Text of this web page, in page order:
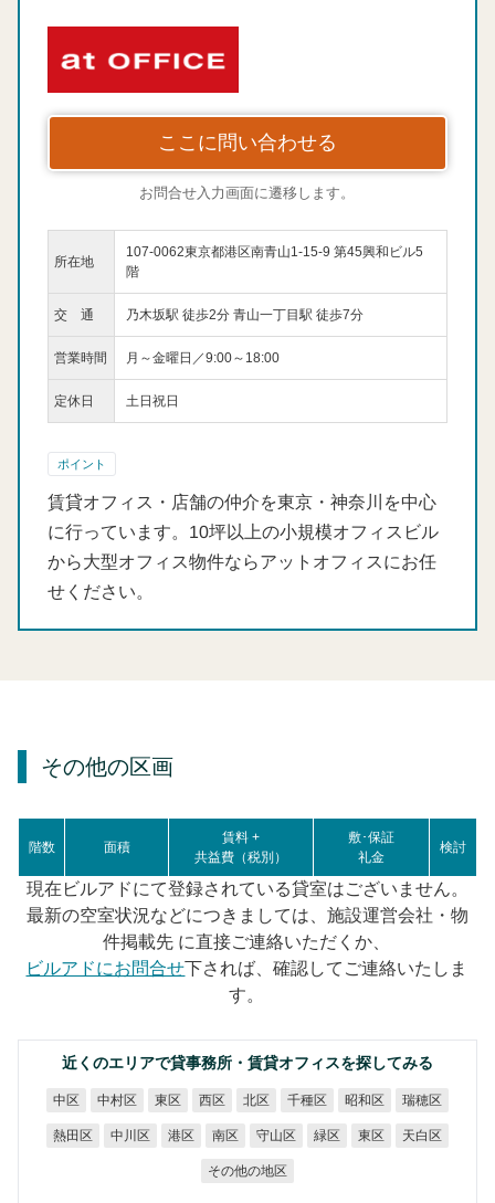
ここに問い合わせる
お問合せ入力画面に遷移します。
所在地
107-0062東京都港区南青山1-15-9 第45興和ビル5
階
交 通 乃木坂駅 徒歩2分 青山一丁目駅 徒歩7分
営業時間 月～金曜日／9:00～18:00
定休日 土日祝日
ポイント
賃貸オフィス・店舗の仲介を東京・神奈川を中心
に行っています。10坪以上の小規模オフィスビル
から大型オフィス物件ならアットオフィスにお任
せください。
その他の区画
階数 面積
賃料 +
共益費（税別）
敷･保証
礼金
検討
現在ビルアドにて登録されている貸室はございません。
最新の空室状況などにつきましては、施設運営会社・物
件掲載先 に直接ご連絡いただくか、
ビルアドにお問合せ下されば、確認してご連絡いたしま
す。
近くのエリアで貸事務所・賃貸オフィスを探してみる
中区 中村区 東区 西区 北区 千種区 昭和区 瑞穂区
熱田区 中川区 港区 南区 守山区 緑区 東区 天白区
その他の地区